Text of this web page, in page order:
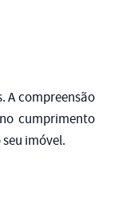
A compreensão
cumprimento
imóvel.